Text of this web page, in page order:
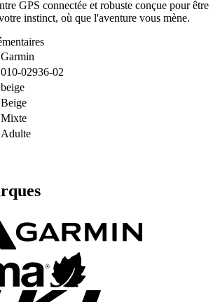
GPS connectée et robuste conçue pour être
instinct, où que l'aventure vous mène.
Garmin
010-02936-02
beige
Beige
Mixte
Adulte